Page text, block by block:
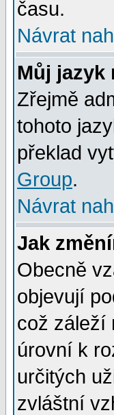
času.
Návrat
Můj jazyk
Zřejmě
tohoto
překlad
Group.
Návrat
Jak
Obecně
objevují
což záleží
úrovní k
určitých
zvláštní